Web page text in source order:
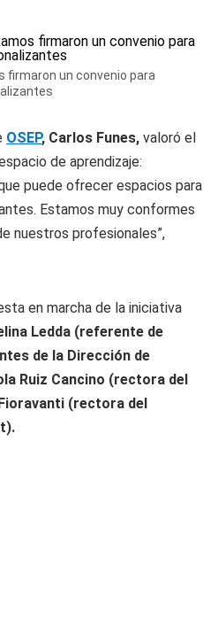
firmaron un convenio para
OSEP, Carlos Funes, valoró el
de aprendizaje:
puede ofrecer espacios para
Estamos muy conformes
nuestros profesionales”,
en marcha de la iniciativa
Ledda (referente de
de la Dirección de
Ruiz Cancino (rectora del
(rectora del